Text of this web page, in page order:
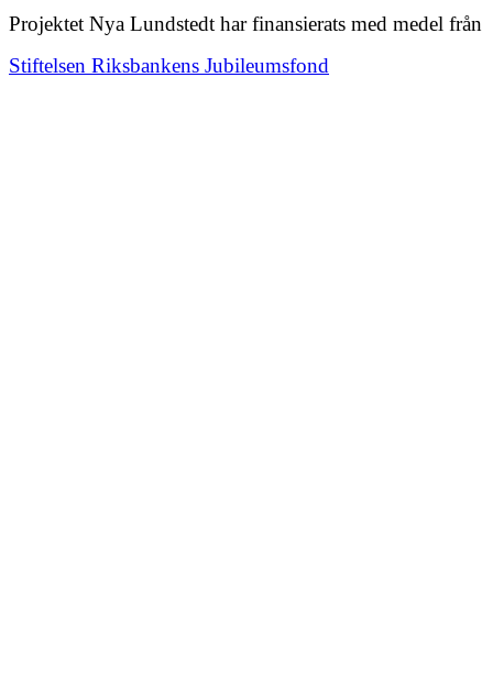
Projektet Nya Lundstedt har finansierats med medel från
Stiftelsen Riksbankens Jubileumsfond